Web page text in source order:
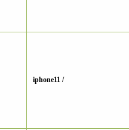
iphone11 /